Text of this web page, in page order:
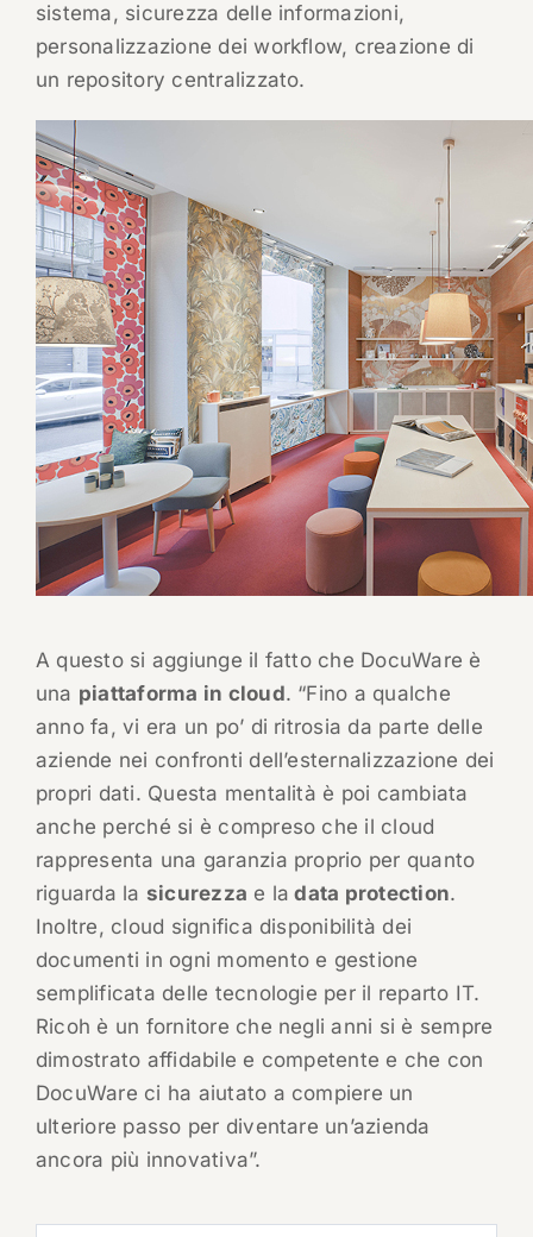
sistema, sicurezza delle informazioni,
personalizzazione dei workflow, creazione di
un repository centralizzato.
A questo si aggiunge il fatto che DocuWare è
una piattaforma in cloud. “Fino a qualche
anno fa, vi era un po’ di ritrosia da parte delle
aziende nei confronti dell’esternalizzazione dei
propri dati. Questa mentalità è poi cambiata
anche perché si è compreso che il cloud
rappresenta una garanzia proprio per quanto
riguarda la sicurezza e la data protection.
Inoltre, cloud significa disponibilità dei
documenti in ogni momento e gestione
semplificata delle tecnologie per il reparto IT.
Ricoh è un fornitore che negli anni si è sempre
dimostrato affidabile e competente e che con
DocuWare ci ha aiutato a compiere un
ulteriore passo per diventare un’azienda
ancora più innovativa”.